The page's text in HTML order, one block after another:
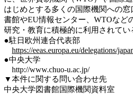
はじめとする多くの国際機関への
書館やEU情報センター、WTOなど
研究・教育に積極的に利用されてい
●駐日欧州連合代表部
https://eeas.europa.eu/delegations/
●中央大学
http://www.chuo-u.ac.jp/
▼本件に関する問い合わせ先
中央大学図書館国際機関資料室